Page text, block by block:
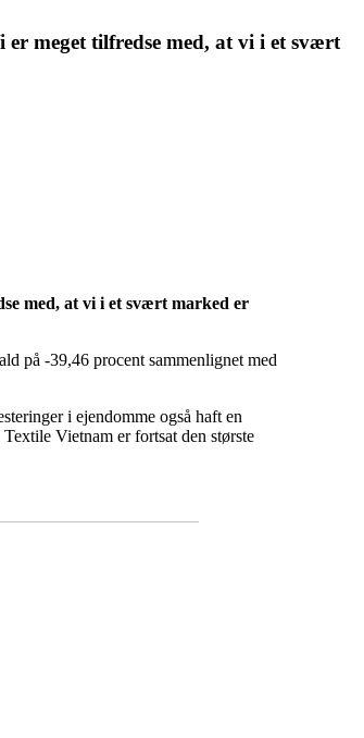
meget tilfredse med, at vi i et svært
med, at vi i et svært marked er
på -39,46 procent sammenlignet med
i ejendomme også haft en
Vietnam er fortsat den største